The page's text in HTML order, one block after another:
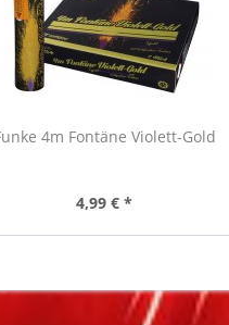
4m Fontäne Violett-Gold
4,99 € *